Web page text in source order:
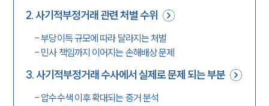
2.사기적부정거래 관련 처벌 수위
-부당이득 규모에 따라 달라지는 처벌
- 민사 책임까지 이어지는 손해배상 문제
3.사기적부정거래 수사에서 실제로 문제 되는 부분
- 압수수색 이후 확대되는 증거 분석